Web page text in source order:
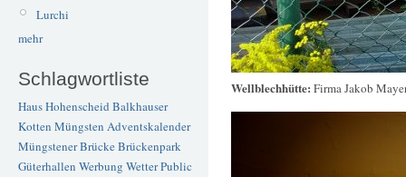
Lurchi
mehr
Schlagwortliste
Haus Hohenscheid Balkhauser
Kotten Müngsten Adventskalender
Müngstener BrückeBrückenpark
Güterhallen Werbung WetterPublic
Wellblechhütte: Firma Jakob